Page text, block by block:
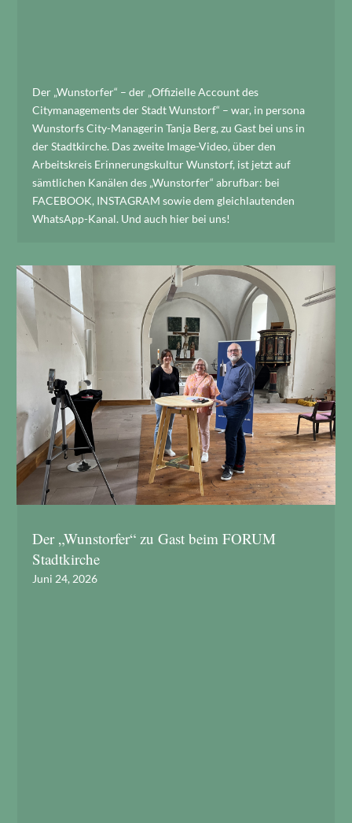
Der „Wunstorfer“ – der „Offizielle Account des
Citymanagements der Stadt Wunstorf“ – war, in persona
Wunstorfs City-Managerin Tanja Berg, zu Gast bei uns in
der Stadtkirche. Das zweite Image-Video, über den
Arbeitskreis Erinnerungskultur Wunstorf, ist jetzt auf
sämtlichen Kanälen des „Wunstorfer“ abrufbar: bei
FACEBOOK, INSTAGRAM sowie dem gleichlautenden
WhatsApp-Kanal. Und auch hier bei uns!
Der „Wunstorfer“ zu Gast beim FORUM
Stadtkirche
Juni 24, 2026